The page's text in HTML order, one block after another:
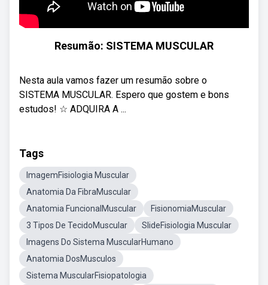
Resumão: SISTEMA MUSCULAR
Nesta aula vamos fazer um resumão sobre o
SISTEMA MUSCULAR. Espero que gostem e bons
estudos! ☆ ADQUIRA A ...
Tags
ImagemFisiologia Muscular
Anatomia Da FibraMuscular
Anatomia FuncionalMuscular
FisionomiaMuscular
3 Tipos De TecidoMuscular
SlideFisiologia Muscular
Imagens Do Sistema MuscularHumano
Anatomia DosMusculos
Sistema MuscularFisiopatologia